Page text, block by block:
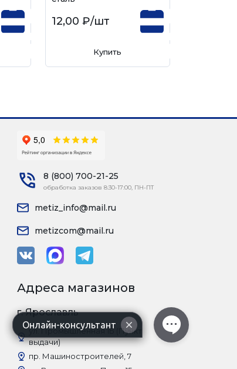
12,00 ₽/шт
Купить
8 (800) 700-21-25
обработка заказов 8:30-17:00, ПН-ПТ
metiz_info@mail.ru
metizcom@mail.ru
Адреса магазинов
г. Ярославль
ул. Промышленная 1Б (Пункт
выдачи)
пр. Машиностроителей, 7
Онлайн-консультант